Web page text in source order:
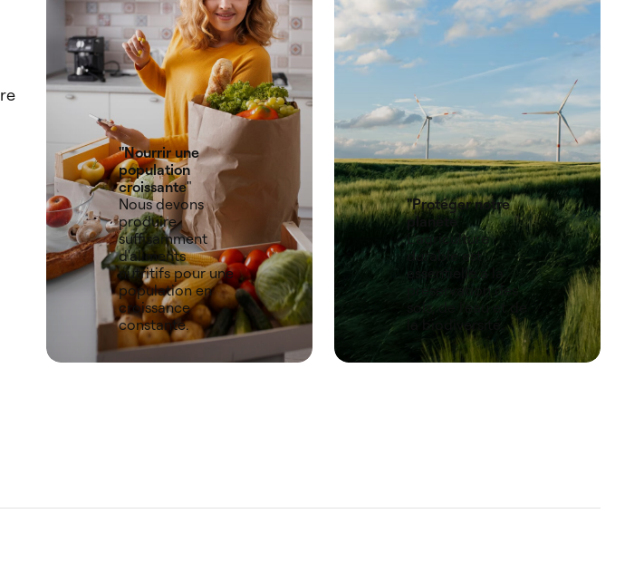
"Nourrir une
population
croissante"
Nous devons
produire
suffisamment
d'aliments
nutritifs pour une
population en
croissance
constante.
"Protéger notre
planète"
L'agriculture
durable est
essentielle à la
préservation des
sols, de l'eau et de
la biodiversité.